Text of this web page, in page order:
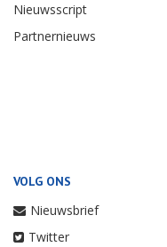
Nieuwsscript
Partnernieuws
VOLG ONS
Nieuwsbrief
Twitter